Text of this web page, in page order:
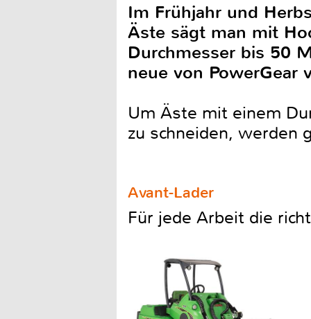
Im Frühjahr und
Äste sägt man mit
Durchmesser bis 50
neue von PowerGear
Um Äste mit einem
zu schneiden, werden
Avant-Lader
Für jede Arbeit die